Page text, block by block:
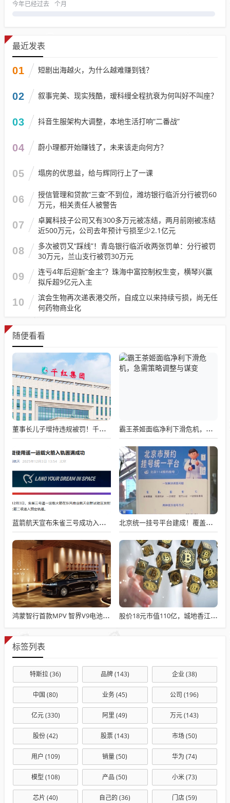
今年已经过去 个月
最近发表
01 短剧出海越火，为什么越难赚到钱？
02 叙事完美、现实残酷，瑷科缦全程抗衰为何叫好不叫座？
03 抖音生服架构大调整，本地生活打响“二番战”
04 蔚小理都开始赚钱了，未来该走向何方？
05 塌房的优思益，给与辉同行上了一课
06
授信管理和贷款“三查”不到位，潍坊银行临沂分行被罚60
万元，相关责任人被警告
07
卓翼科技子公司又有300多万元被冻结，两月前刚被冻结
近500万元，公司去年预计亏损至少2.1亿元
08
多次被罚又“踩线”！青岛银行临沂收两张罚单：分行被罚
30万元，兰山支行被罚30万元
09
连亏4年后迎新“金主”？珠海中富控制权生变，横琴兴赢
拟斥超9亿元入主
10
滨会生物再次递表港交所，自成立以来持续亏损，尚无任
何药物商业化
随便看看
董事长儿子增持违规被罚！千红制药市值128亿，半年净赚2.58亿却踩雷信托5年 霸王茶姬面临净利下滑危机，急需策略调整与谋变
蓝箭航天宣布朱雀三号成功入轨，技术突破五大项，深入排查回收失败原因 北京统一挂号平台建成！覆盖近300家二三甲医院号源
鸿蒙智行首款MPV 智界V9电池信息曝光：WLTC最远续航223km 股价18元市值110亿，城地香江却被查出连续7季财报失真
标签列表
特斯拉(36) 品牌(143) 企业(38)
中国 (80) 业务(45) 公司 (196)
亿元(330) 阿里(49) 万元(143)
股份(42) 股票(143) 市场(50)
用户 (109) 销量(50) 华为 (74)
模型(108) 产品 (50) 小米(73)
芯片 (40) 自己的 (36) 门店(59)